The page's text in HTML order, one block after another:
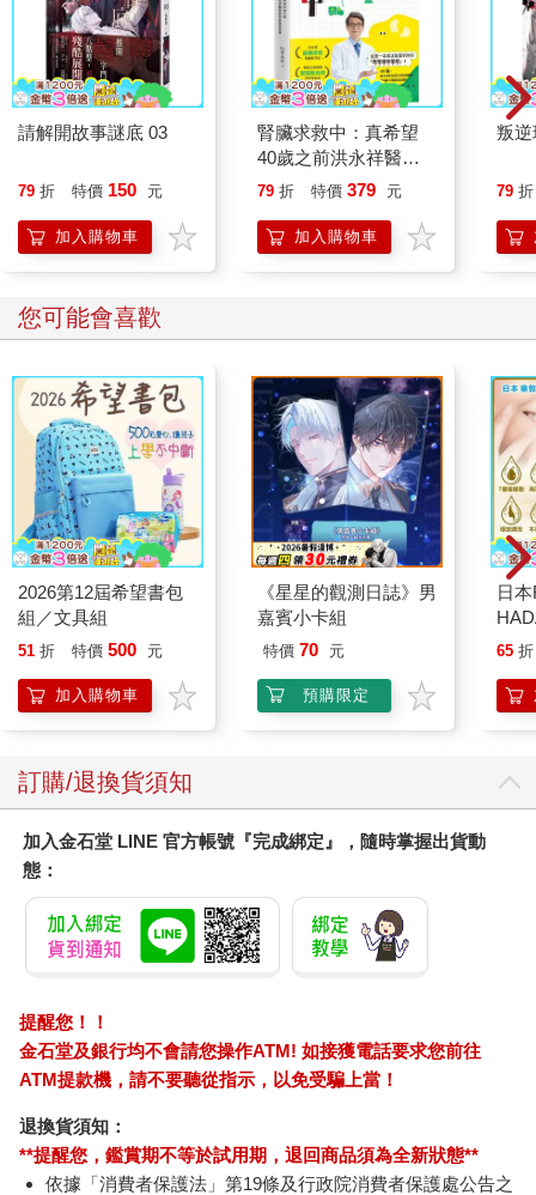
請解開故事謎底 03
79 折 特價 150 元
加入購物車
腎臟求救中：真希望
40歲之前洪永祥醫師
就告訴我這些事
79 折 特價 379 元
加入購物車
叛逆
79 折
您可能會喜歡
2026第12屆希望書包
組／文具組
51 折 特價 500 元
加入購物車
《星星的觀測日誌》男
嘉賓小卡組
特價 70 元
預購限定
日
金
臉
65 折
訂購/退換貨須知
加入金石堂 LINE 官方帳號『完成綁定』，隨時掌握出貨動
態：
提醒您！！
金石堂及銀行均不會請您操作ATM! 如接獲電話要求您前往
ATM提款機，請不要聽從指示，以免受騙上當！
退換貨須知：
**提醒您，鑑賞期不等於試用期，退回商品須為全新狀態**
依據「消費者保護法」第19條及行政院消費者保護處公告之